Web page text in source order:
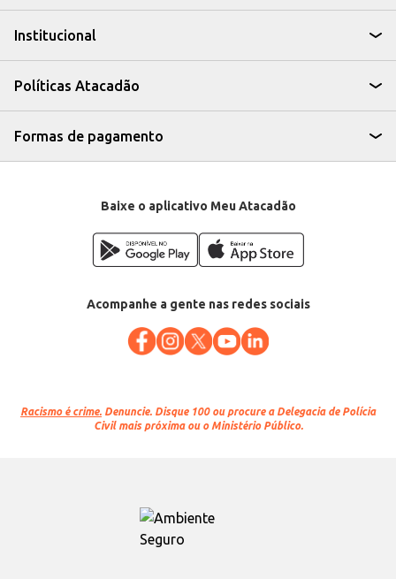
Institucional
Políticas Atacadão
Formas de pagamento
Baixe o aplicativo Meu Atacadão
Acompanhe a gente nas redes sociais
Racismo é crime. Denuncie. Disque 100 ou procure a Delegacia de Polícia
Civil mais próxima ou o Ministério Público.